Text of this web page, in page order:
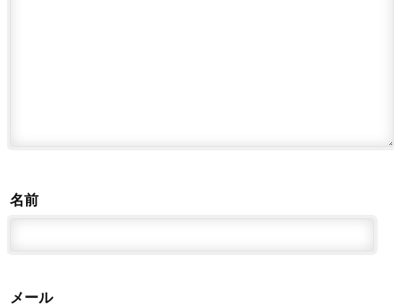
名前
メール